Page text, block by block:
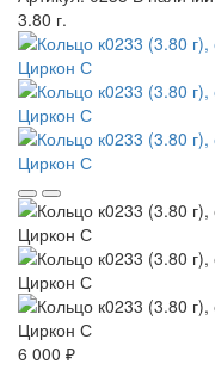
3.80 г.
6 000 ₽